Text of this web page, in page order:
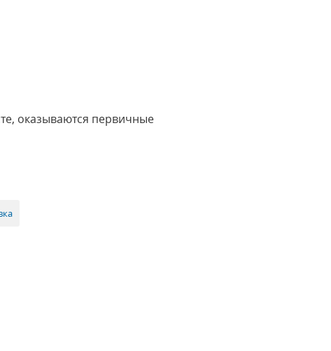
оказываются первичные